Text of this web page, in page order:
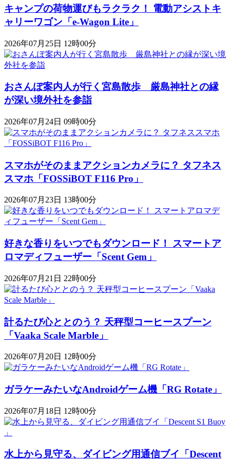
キャンプの荷物運びもラクラク！ 電動アシストキ
ャリーワゴン「​​e-Wagon Lite」
2026年07月25日 12時00分
おさんぽ案内人が行く宮島散歩 厳島神社との縁
が深い境外社を参詣
2026年07月24日 09時00分
スマホがそのままアクションカメラに？ タフネス
スマホ「FOSSiBOT F116 Pro」
2026年07月23日 13時00分
好きな香りをいつでもダウンロード！ スマートア
ロマディフューザー「Scent Gem」
2026年07月21日 22時00分
計るたび心ととのう？ 天秤型コーヒースプーン
「Vaaka Scale Marble」
2026年07月20日 12時00分
ガラケーみたいなAndroidゲーム機「RG Rotate」
2026年07月18日 12時00分
水上から見守る、ダイビング用通信ブイ「Descent